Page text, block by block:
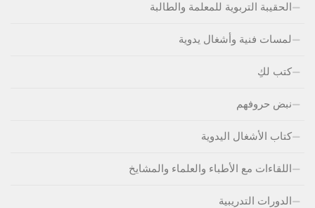
الحقيبة التربوية للمعلمة والطالبة
لمسات فنية وأشغال يدوية
كتب لكِ
نبض حروفهم
كتاب الأشغال اليدوية
اللقاءات مع الأطباء والعلماء والمشايخ
الدورات التدريبية